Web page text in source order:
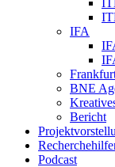
IFA
BNE
Bericht
Podcast